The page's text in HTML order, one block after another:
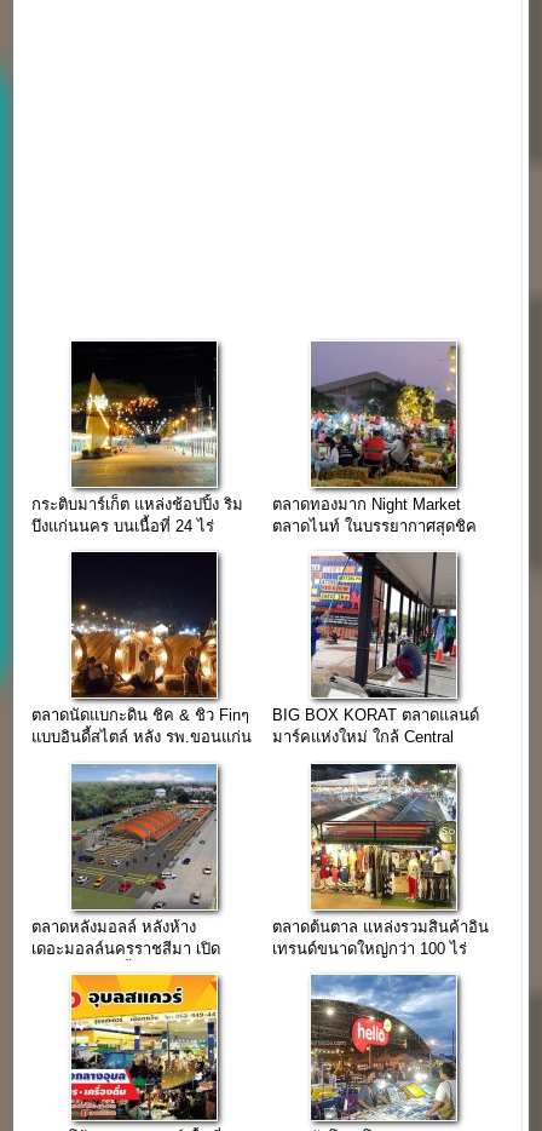
กระติบมาร์เก็ต แหล่งช้อปปิ้ง ริม
บึงแก่นนคร บนเนื้อที่ 24 ไร่
ตลาดทองมาก Night Market
ตลาดไนท์ ในบรรยากาศสุดชิค
ตลาดนัดแบกะดิน ชิค & ชิว Finๆ
แบบอินดี้สไตล์ หลัง รพ.ขอนแก่น
BIG BOX KORAT ตลาดแลนด์
มาร์คแห่งใหม่ ใกล้ Central
ตลาดหลังมอลล์ หลังห้าง
เดอะมอลล์นครราชสีมา เปิด
ตลาดต้นตาล แหล่งรวมสินค้าอิน
เทรนด์ขนาดใหญ่กว่า 100 ไร่